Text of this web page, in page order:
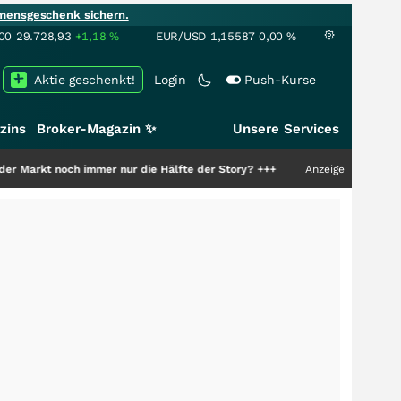
sichern.
29.728,93 +1,18% EUR/USD 1,15587 0,00 %
Login Push-Kurse
Aktie geschenkt!
Broker-Magazin ✨ Unsere Services
immer nur die Hälfte der Story?+++ Anzeige